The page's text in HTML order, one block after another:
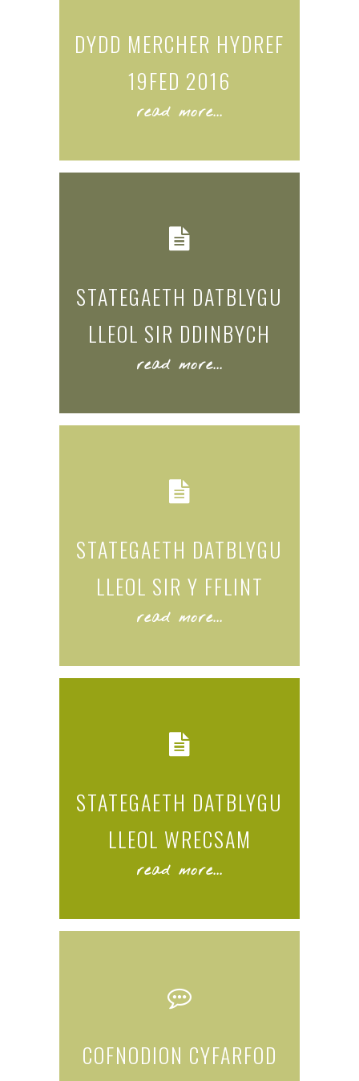
DYDD MERCHER HYDREF
19FED 2016
read more...
STATEGAETH DATBLYGU
LLEOL SIR DDINBYCH
read more...
STATEGAETH DATBLYGU
LLEOL SIR Y FFLINT
read more...
STATEGAETH DATBLYGU
LLEOL WRECSAM
read more...
COFNODION CYFARFOD